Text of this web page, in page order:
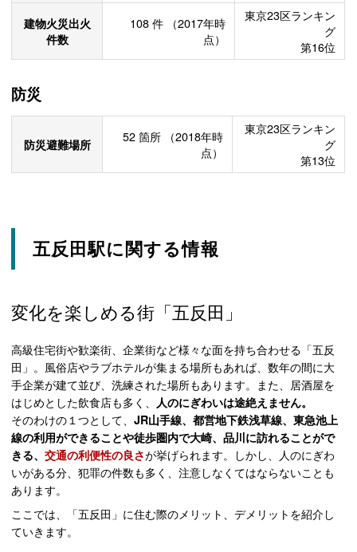
建物火災出火
件数
108 件
（2017年時
点）
東京23区ランキン
グ
第16位
防災
防災避難場所 52 箇所
（2018年時
点）
東京23区ランキン
グ
第13位
五反田駅に関する情報
変化を楽しめる街「五反田」
高級住宅街や歓楽街、企業街など様々な面を持ち合わせる「五反
田」。風俗店やラブホテルが集まる場所もあれば、数年の間に大
手企業が建て並び、洗練された場所もあります。また、居酒屋を
はじめとした飲食店も多く、 人のにぎわいは途絶えません。
そのわけの１つとして、JR山手線、都営地下鉄浅草線、東急池上
線の利用ができることや徒歩圏内で大崎、品川に訪れることがで
きる、交通の利便性の良さが挙げられます。しかし、人のにぎわ
いがある分、犯罪の件数も多く、注意しなくてはならないことも
あります。
ここでは、「五反田」に住む際のメリット、デメリットを紹介し
ていきます。